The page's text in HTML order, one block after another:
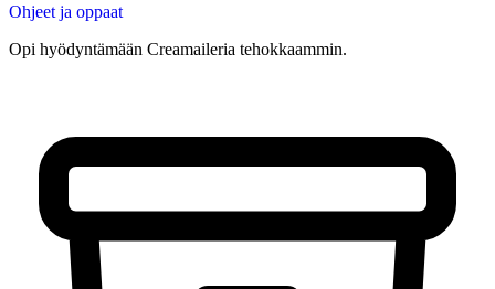
Ohjeet ja oppaat
Opi hyödyntämään Creamaileria tehokkaammin.